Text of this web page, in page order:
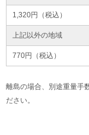
1,320円（税込）
上記以外の地域
770円（税込）
離島の場合、別途重量手
ださい。